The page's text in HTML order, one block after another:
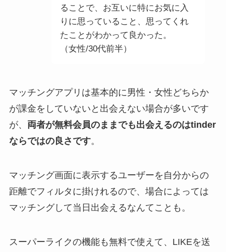
ることで、お互いに特にお気に入
りに思っていること、思ってくれ
たことがわかって良かった。
（女性/30代前半）
マッチングアプリは基本的に男性・女性どちらか
が課金をしていないと出会えない場合が多いです
が、 両者が無料会員のままでも出会えるのはtinder
ならではの良さです。
マッチング画面に表示するユーザーを自分からの
距離でフィルタに掛けれるので、場合によっては
マッチングして当日出会えるなんてことも。
スーパーライクの機能も無料で使えて、LIKEを送